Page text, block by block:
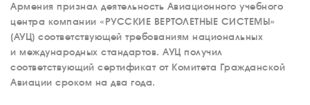
Армения признал деятельность Авиационного учебного
центра компании «РУССКИЕ ВЕРТОЛЕТНЫЕ СИСТЕМЫ»
(АУЦ) соответствующей требованиям национальных
и международных стандартов. АУЦ получил
соответствующий сертификат от Комитета Гражданской
Авиации сроком на два года.